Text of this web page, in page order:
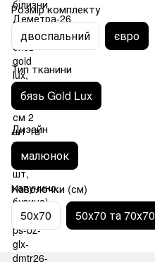
Розмір комплекту
двоспальний євро
Тип тканини
бязь Gold Lux
Дизайн
малюнок
Наволочки (см)
50х70 50х70 та 70х70